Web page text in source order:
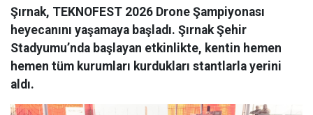
Şırnak, TEKNOFEST 2026 Drone Şampiyonası
heyecanını yaşamaya başladı. Şırnak Şehir
Stadyumu’nda başlayan etkinlikte, kentin hemen
hemen tüm kurumları kurdukları stantlarla yerini
aldı.